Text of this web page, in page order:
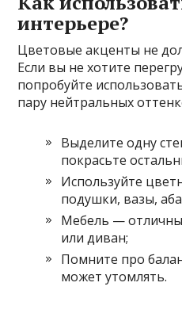
интерьере?
Цветовые акценты не
Если вы не хотите
попробуйте
пару нейтральных
Выделите одну
покрасьте
Используйте
подушки, вазы,
Мебель —
или диван;
Помните про
может утомлять.